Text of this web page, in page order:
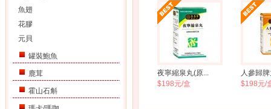
魚翅
花膠
元貝
罐裝鮑魚
鹿茸
霍山石斛
夜寧縮泉丸(原...
$198元/盒
人參歸
$198元/